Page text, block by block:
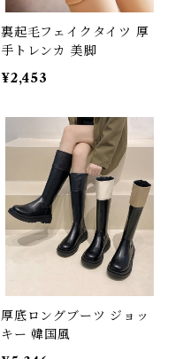
裏起毛フェイクタイツ 厚
手トレンカ 美脚
¥2,453
厚底ロングブーツ ジョッ
キー 韓国風